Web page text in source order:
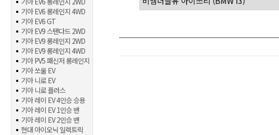
기아 EV6 롱레인지 4WD
기아 EV6 GT
기아 EV9 스탠다드 2WD
기아 EV9 롱레인지 2WD
기아 EV9 롱레인지 4WD
기아 PV5 패신저 롱레인지
기아 쏘울 EV
기아 니로 EV
기아 니로 플러스
기아 레이 EV 4인승 승용
기아 레이 EV 1인승 밴
기아 레이 EV 2인승 밴
현대 아이오닉 일렉트릭